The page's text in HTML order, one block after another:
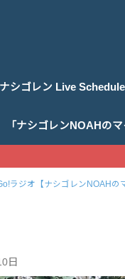
ナシゴレン Live Schedule
「ナシゴレンNOAHの
ラジオ【ナシゴレンNOAHの
日